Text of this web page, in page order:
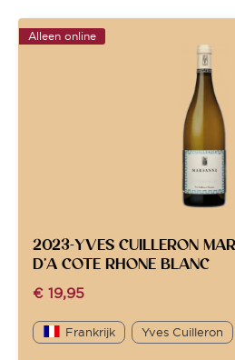
Alleen online
2023-YVES CUILLERON
D’A COTE RHONE BLANC
€ 19,95
Frankrijk Yves Cuilleron